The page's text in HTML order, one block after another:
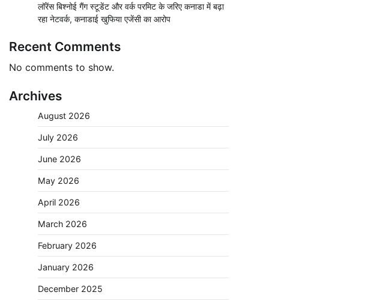
लॉरेंस बिश्नोई गैंग स्टूडेंट और वर्क परमिट के जरिए कनाडा में बढ़ा
रहा नेटवर्क, कनाडाई खुफिया एजेंसी का आरोप
Recent Comments
No comments to show.
Archives
August 2026
July 2026
June 2026
May 2026
April 2026
March 2026
February 2026
January 2026
December 2025